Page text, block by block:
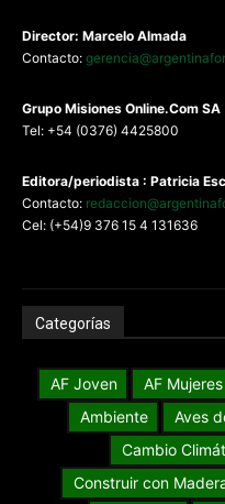
Director: Marcelo Almada
Contacto:
Grupo Misiones Online.Com SA
Tel: +54 (0376) 4425800
Editora/periodista : Patricia
Contacto:
Cel: (+54)9 376 15 4 131636
Categorías
AF Joven AF
Ambiente
Aves
Cambio
Construir con